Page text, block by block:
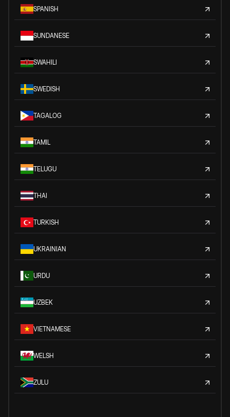
SPANISH
SUNDANESE
SWAHILI
SWEDISH
TAGALOG
TAMIL
TELUGU
THAI
TURKISH
UKRAINIAN
URDU
UZBEK
VIETNAMESE
WELSH
ZULU